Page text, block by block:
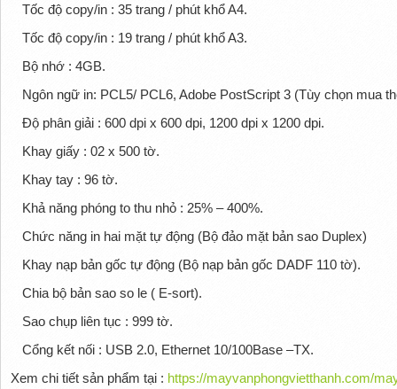
Tốc độ copy/in : 35 trang / phút khổ A4.
Tốc độ copy/in : 19 trang / phút khổ A3.
Bộ nhớ : 4GB.
Ngôn ngữ in: PCL5/ PCL6, Adobe PostScript 3 (Tùy chọn mua
Độ phân giải : 600 dpi x 600 dpi, 1200 dpi x 1200 dpi.
Khay giấy : 02 x 500 tờ.
Khay tay : 96 tờ.
Khả năng phóng to thu nhỏ : 25% – 400%.
Chức năng in hai mặt tự động (Bộ đảo mặt bản sao Duplex)
Khay nạp bản gốc tự động (Bộ nạp bản gốc DADF 110 tờ).
Chia bộ bản sao so le ( E-sort).
Sao chụp liên tục : 999 tờ.
Cổng kết nối : USB 2.0, Ethernet 10/100Base –TX.
Xem chi tiết sản phẩm tại : https://mayvanphongvietthanh.com/